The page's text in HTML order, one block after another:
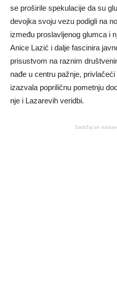
se proširile spekulacije da su
devojka svoju vezu podigli na
između proslavljenog glumca i
Anice Lazić i dalje fascinira
prisustvom na raznim
nađe u centru pažnje,
izazvala popriličnu pometnju
nje i Lazarevih veridbi.
Sadržaj se